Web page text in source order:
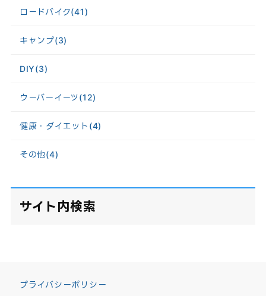
ロードバイク(41)
キャンプ(3)
DIY(3)
ウーバーイーツ(12)
健康・ダイエット (4)
その他(4)
サイト内検索
プライバシーポリシー